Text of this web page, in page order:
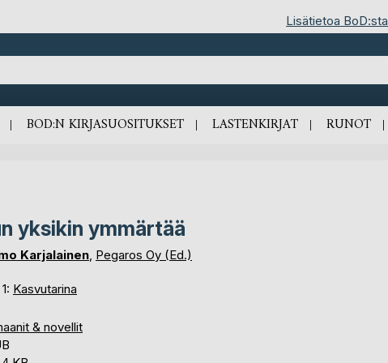
Lisätietoa BoD:sta
BOD:N KIRJASUOSITUKSET LASTENKIRJAT RUNOT
yksikin ymmärtää
Karjalainen, Pegaros Oy (Ed.)
Kasvutarina
& novellit